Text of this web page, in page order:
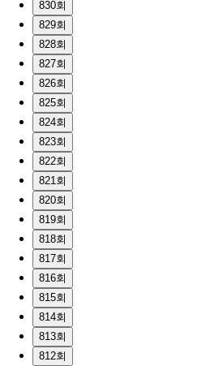
830회
829회
828회
827회
826회
825회
824회
823회
822회
821회
820회
819회
818회
817회
816회
815회
814회
813회
812회